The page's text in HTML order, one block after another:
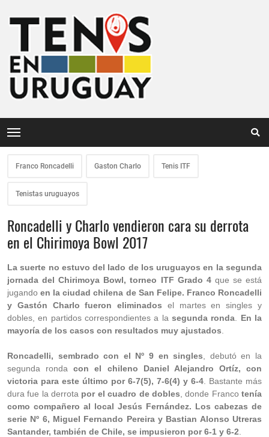
Franco Roncadelli Gaston Charlo Tenis ITF
Tenistas uruguayos
Roncadelli y Charlo vendieron cara su derrota
en el Chirimoya Bowl 2017
La suerte no estuvo del lado de los uruguayos en la segunda
jornada del Chirimoya Bowl, torneo ITF Grado 4que se está
jugandoen la ciudad chilena de San Felipe. Franco Roncadelli
y Gastón Charlo fueron eliminados el martes en singles y
dobles, en partidos correspondientes a la segunda ronda
En la
mayoría de los casos con resultados muy ajustados
Roncadelli, sembrado con el Nº 9 en singles , debutó en la
segunda rondacon el chileno Daniel Alejandro Ortíz, con
victoria para este último por 6-7(5), 7-6(4) y 6-4 . Bastante más
dura fue la derrota por el cuadro de dobles , donde Francotenía
como compañero al local Jesús Fernández. Los cabezas de
serie Nº 6, Miguel Fernando Pereira y Bastian Alonso Utreras
Santander, también de Chile, se impusieron por 6-1 y 6-2